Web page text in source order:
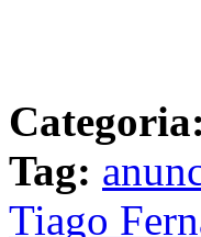
Categoria:
Tag:
Tiago